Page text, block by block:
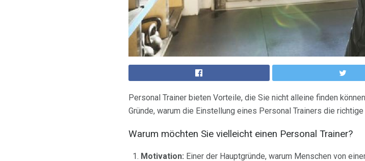
Personal Trainer bieten Vorteile, die Sie nicht alleine finden
Gründe, warum die Einstellung eines Personal Trainers die
Warum möchten Sie vielleicht einen Personal Trainer?
Motivation: Einer der Hauptgründe, warum Menschen von